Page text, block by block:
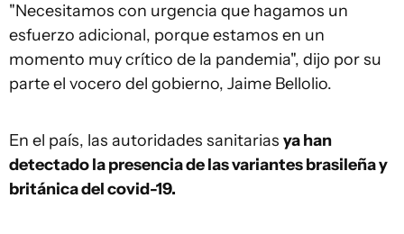
"Necesitamos con urgencia que hagamos un
esfuerzo adicional, porque estamos en un
momento muy crítico de la pandemia", dijo por su
parte el vocero del gobierno, Jaime Bellolio.
En el país, las autoridades sanitarias ya han
detectado la presencia de las variantes brasileña y
británica del covid-19.